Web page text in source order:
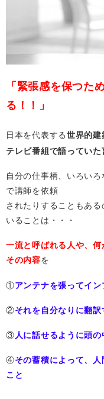
「緊張感を保つた
る！！」
日本を代表する世界的建
テレビ番組で語っていた
自分の仕事柄、いろい
で講師を依頼
されたりすることもあ
いることは・・・
一流と呼ばれる人や、
その内容を
①アンテナを張ってイン
②それを自分なりに翻訳
③人に話せるように頭
④その蓄積によって、
こと